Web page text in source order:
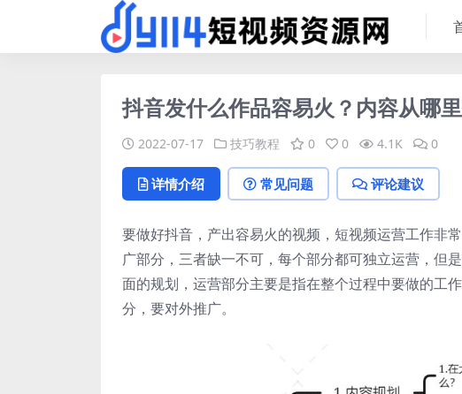
抖音发什么作品容易火？内容从哪
2022-07-17 技巧教程 0 0 4.1K 0
详情介绍 常见问题 评论建议
要做好抖音，产出容易火的视频，短视频运营工作非
广部分，三者缺一不可，每个部分都可独立运营，但
面的规划，运营部分主要是指在整个过程中要做的工
分，要对外推广。